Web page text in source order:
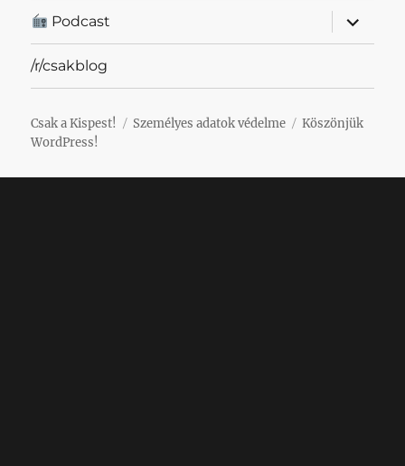
Podcast
almenü
/r/csakblog
Csak a Kispest! Személyes adatok védelme
Köszönjük
WordPress!